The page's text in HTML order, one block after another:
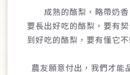
成熟的酪梨，略帶奶香
要長出好吃的酪梨，要有
到好吃的酪梨，要有懂它
農友願意付出，我們才能